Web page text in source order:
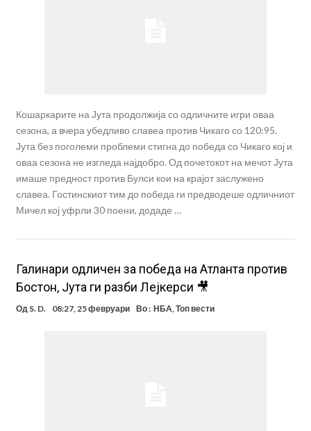
Кошаркарите на Јута продолжија со одличните игри оваа
сезона, а вчера убедливо славеа против Чикаго со 120:95.
Јута без поголеми проблеми стигна до победа со Чикаго кој и
оваа сезона не изгледа најдобро. Од почетокот на мечот Јута
имаше предност против Булси кои на крајот заслужено
славеа. Гостинскиот тим до победа ги предводеше одличниот
Мичел кој уфрли 30 поени, додаде …
Галинари одличен за победа на Атланта против
Бостон, Јута ги разби Лејкерси 🎥
Од S. D. 08:27, 25 февруари Во : НБА,Топ вести